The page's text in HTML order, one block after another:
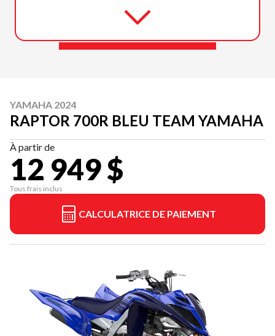
YAMAHA 2024
RAPTOR 700R BLEU TEAM YAMAHA
À partir de
12 949 $
Tous frais inclus
CALCULATRICE DE PAIEMENT